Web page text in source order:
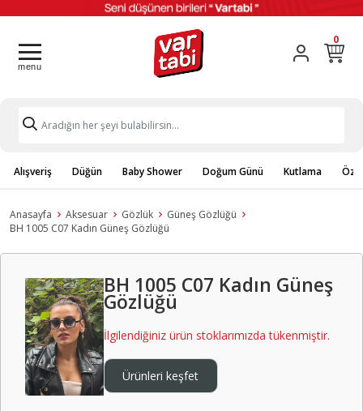
0
Alışveriş Düğün Baby Shower Doğum Günü Kutlama
Anasayfa Aksesuar Gözlük
Güneş Gözlüğü
BH 1005 C07 Kadın Güneş Gözlüğü
BH 1005 C07 Kadın Güneş
Gözlüğü
İlgilendiğiniz ürün stoklarımızda tükenmiştir.
Ürünleri keşfet